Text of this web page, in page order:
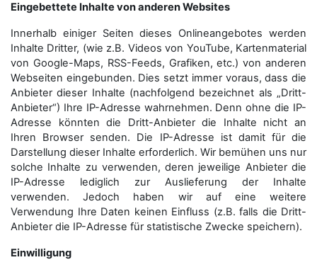
Eingebettete Inhalte von anderen Websites
Innerhalb einiger Seiten dieses Onlineangebotes werden
Inhalte Dritter, (wie z.B. Videos von YouTube, Kartenmaterial
von Google-Maps, RSS-Feeds, Grafiken, etc.) von anderen
Webseiten eingebunden. Dies setzt immer voraus, dass die
Anbieter dieser Inhalte (nachfolgend bezeichnet als „Dritt-
Anbieter“) Ihre IP-Adresse wahrnehmen. Denn ohne die IP-
Adresse könnten die Dritt-Anbieter die Inhalte nicht an
Ihren Browser senden. Die IP-Adresse ist damit für die
Darstellung dieser Inhalte erforderlich. Wir bemühen uns nur
solche Inhalte zu verwenden, deren jeweilige Anbieter die
IP-Adresse lediglich zur Auslieferung der Inhalte
verwenden. Jedoch haben wir auf eine weitere
Verwendung Ihre Daten keinen Einfluss (z.B. falls die Dritt-
Anbieter die IP-Adresse für statistische Zwecke speichern).
Einwilligung